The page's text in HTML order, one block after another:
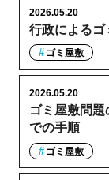
行政によるゴ
2026.05.20
ゴミ屋敷
ゴミ屋敷問
での手順
2026.05.20
ゴミ屋敷